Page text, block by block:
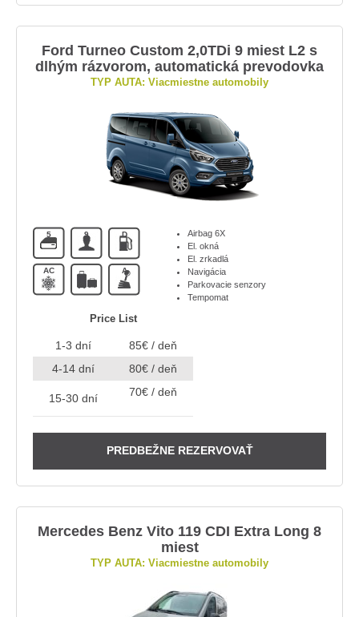
Ford Turneo Custom 2,0TDi 9 miest L2 s
dlhým rázvorom, automatická prevodovka
TYP AUTA: Viacmiestne automobily
5 9 D
AC A
Airbag 6X
El. okná
El. zrkadlá
Navigácia
Parkovacie senzory
Tempomat
Price List
1-3 dní
85€ / deň
4-14 dní
80€ / deň
15-30 dní 70€ / deň
PREDBEŽNE REZERVOVAŤ
Mercedes Benz Vito 119 CDI Extra Long 8
miest
TYP AUTA: Viacmiestne automobily